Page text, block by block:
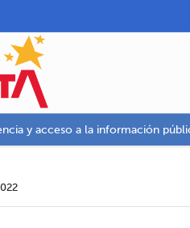
y acceso a la información